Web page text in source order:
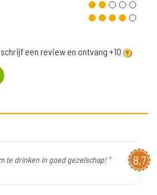
een review en ontvang +10
8,7
te drinken in goed gezelschap! "